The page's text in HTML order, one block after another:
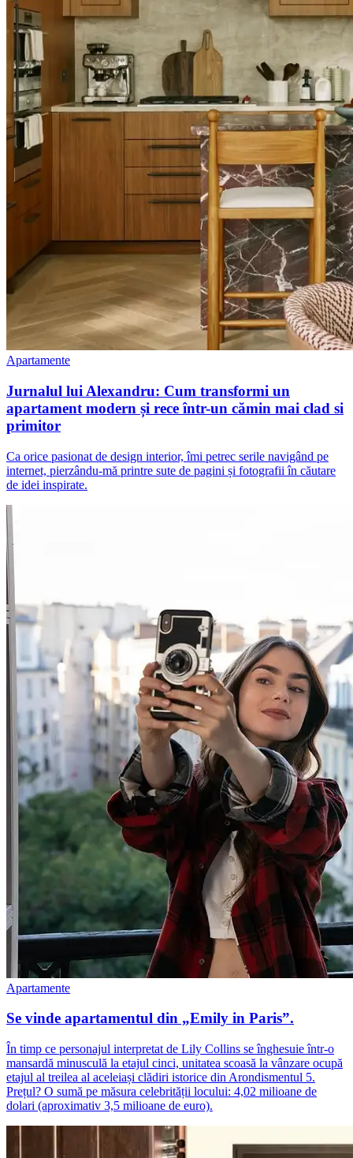
Apartamente
Jurnalul lui Alexandru: Cum transformi un
apartament modern și rece într-un cămin mai clad si
primitor
Ca orice pasionat de design interior, îmi petrec serile navigând pe
internet, pierzându-mă printre sute de pagini și fotografii în căutare
de idei inspirate.
Apartamente
Se vinde apartamentul din „Emily in Paris”.
În timp ce personajul interpretat de Lily Collins se înghesuie într-o
mansardă minusculă la etajul cinci, unitatea scoasă la vânzare ocupă
etajul al treilea al aceleiași clădiri istorice din Arondismentul 5.
Prețul? O sumă pe măsura celebrității locului: 4,02 milioane de
dolari (aproximativ 3,5 milioane de euro).